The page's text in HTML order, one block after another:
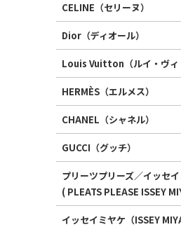
CELINE（セリーヌ）
Dior（ディオール）
Louis Vuitton（ルイ・ヴィ
HERMÈS（エルメス）
CHANEL（シャネル）
GUCCI（グッチ）
プリーツプリーズ／イッセ
( PLEATS PLEASE ISSEY
イッセイミヤケ（ISSEY